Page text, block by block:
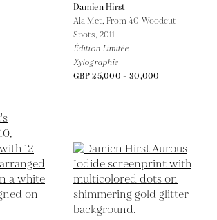
Damien Hirst
Ala Met, From 40 Woodcut
Spots, 2011
Édition Limitée
Xylographie
GBP 25,000 - 30,000